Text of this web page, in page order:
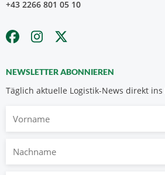
+43 2266 801 05 10
NEWSLETTER ABONNIEREN
Täglich aktuelle Logistik-News direkt ins
Nachname